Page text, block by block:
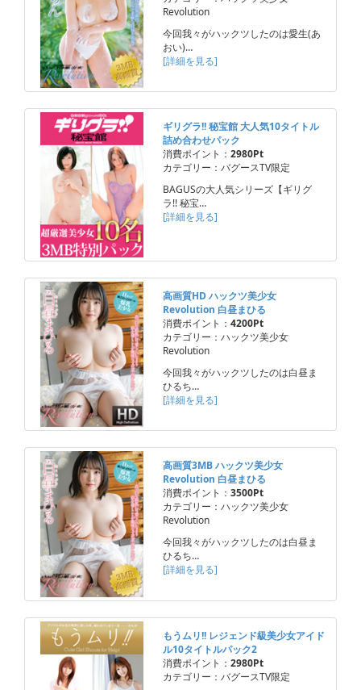
Revolution
今回我々がハックツしたのは愛生(あ
おい)…
[詳細を見る]
ギリグラ!! 秘宝館 大人気10タイトル
詰め合わせパック
消費ポイント： 2980Pt
カテゴリー：バグースTV限定
BAGUSの大人気シリーズ【ギリグ
ラ!! 秘宝…
[詳細を見る]
高画質HD ハックツ美少女
Revolution 白昼まひる
消費ポイント： 4200Pt
カテゴリー：ハックツ美少女
Revolution
今回我々がハックツしたのは白昼ま
ひるち…
[詳細を見る]
高画質3MB ハックツ美少女
Revolution 白昼まひる
消費ポイント： 3500Pt
カテゴリー：ハックツ美少女
Revolution
今回我々がハックツしたのは白昼ま
ひるち…
[詳細を見る]
もうムリ!! レジェンド級美少女アイド
ル10タイトルパック2
消費ポイント： 2980Pt
カテゴリー：バグースTV限定